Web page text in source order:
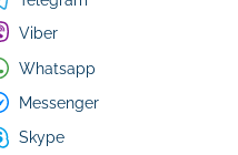
Viber
Whatsapp
Messenger
Skype